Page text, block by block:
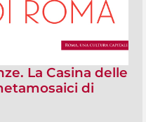
La Casina delle
di